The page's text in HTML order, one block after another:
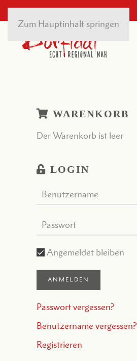
Zum Hauptinhalt springen
WARENKORB
Der Warenkorb ist leer
LOGIN
Angemeldet bleiben
ANMELDEN
Passwort vergessen?
Benutzername vergessen?
Registrieren